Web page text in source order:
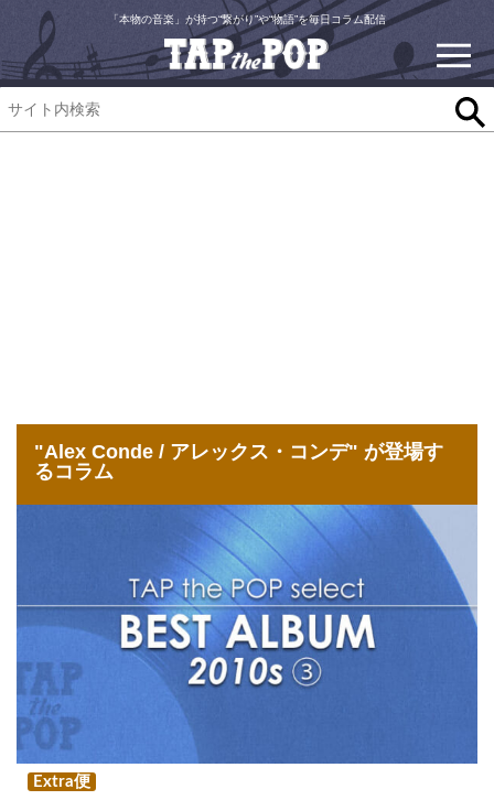
「本物の音楽」が持つ“繋がり”や“物語”を毎日コラム配信
"Alex Conde / アレックス・コンデ" が登場す
るコラム
Extra便